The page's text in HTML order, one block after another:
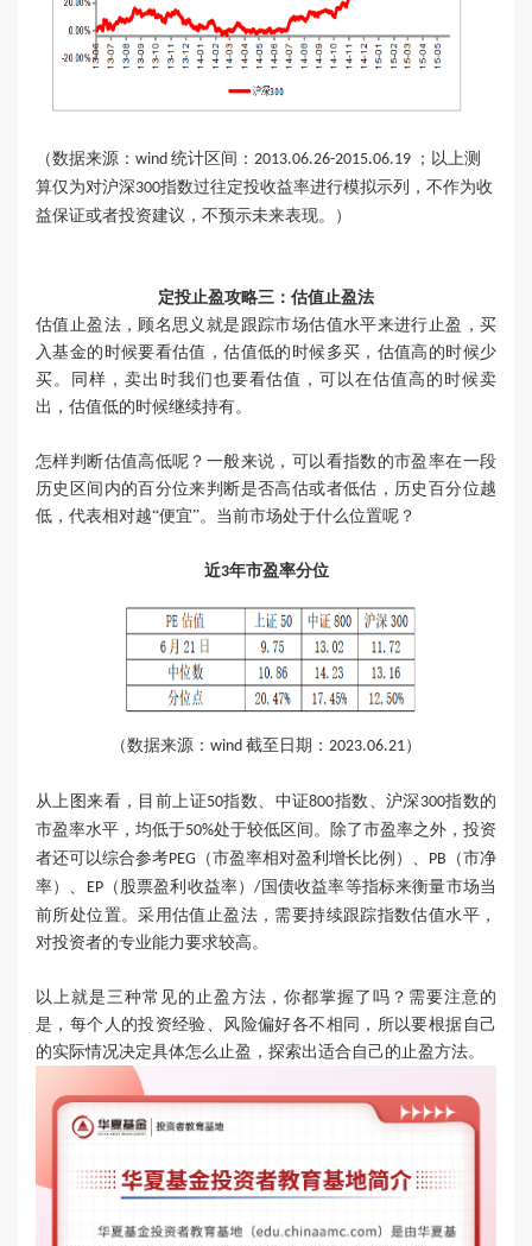
（数据来源： wind 统计区间： 2013.06.26-2015.06.19 ；以上测
算仅为对沪深300指数过往定投收益率进行模拟示列，不作为收
益保证或者投资建议，不预示未来表现。
）
定投止盈攻略三：估值止盈法
估值止盈法，顾名思义就是跟踪市场估值水平来进行止盈，买
入基金的时候要看估值，估值低的时候多买，估值高的时候少
买。同样，卖出时我们也要看估值，可以在估值高的时候卖
出，估值低的时候继续持有。
怎样判断估值高低呢？一般来说，可以看指数的市盈率在一段
历史区间内的百分位来判断是否高估或者低估，历史百分位越
低，代表相对越“便宜”。当前市场处于什么位置呢？
近3年市盈率分位
（数据来源： wind 截至日期： 2023.06.21）
从上图来看，目前上证50指数、中证800指数、沪深 300指数的
市盈率水平，均低于50%处于较低区间。除了市盈率之外，投资
者还可以综合参考PEG （市盈率相对盈利增长比例）、 PB （市净
率）、 EP（股票盈利收益率）/国债收益率等指标来衡量市场当
前所处位置。采用估值止盈法，需要持续跟踪指数估值水平，
对投资者的专业能力要求较高。
以上就是三种常见的止盈方法，你都掌握了吗？需要注意的
是，每个人的投资经验、风险偏好各不相同，所以要根据自己
的实际情况决定具体怎么止盈，探索出适合自己的止盈方法。